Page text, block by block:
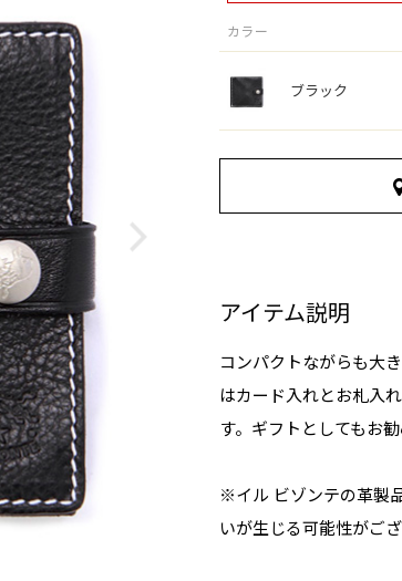
カラー
ブラック
アイテム説明
コンパクトながらも大
はカード入れとお札入
す。ギフトとしてもお
※イル ビゾンテの革製
いが生じる可能性がご